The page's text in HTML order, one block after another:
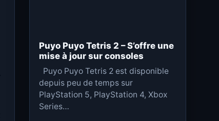
Puyo Puyo Tetris 2 – S’offre une
mise à jour sur consoles
Puyo Puyo Tetris 2 est disponible
depuis peu de temps sur
PlayStation 5, PlayStation 4, Xbox
Series…